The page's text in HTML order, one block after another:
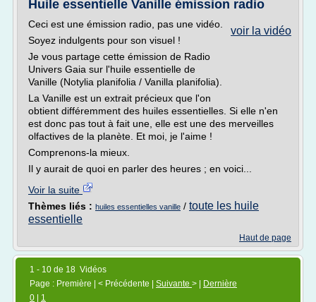
Huile essentielle Vanille émission radio
voir la vidéo
Ceci est une émission radio, pas une vidéo.
Soyez indulgents pour son visuel !
Je vous partage cette émission de Radio
Univers Gaia sur l'huile essentielle de
Vanille (Notylia planifolia / Vanilla planifolia).
La Vanille est un extrait précieux que l'on
obtient différemment des huiles essentielles. Si elle n'en
est donc pas tout à fait une, elle est une des merveilles
olfactives de la planète. Et moi, je l'aime !
Comprenons-la mieux.
Il y aurait de quoi en parler des heures ; en voici...
Voir la suite
Thèmes liés : huiles essentielles vanille / toute les huile
essentielle
Haut de page
1 - 10 de 18 Vidéos
Page : Première | < Précédente | Suivante > |
Dernière
0
1